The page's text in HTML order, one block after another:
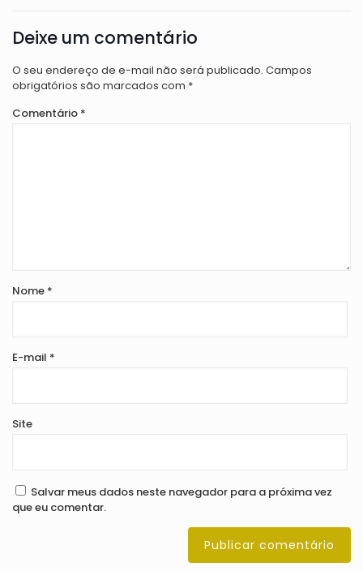
Deixe um comentário
O seu endereço de e-mail não será publicado. Campos
obrigatórios são marcados com *
Comentário *
Nome *
E-mail *
Site
Salvar meus dados neste navegador para a próxima vez
que eu comentar.